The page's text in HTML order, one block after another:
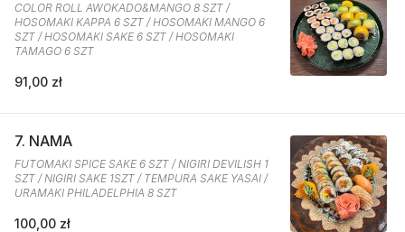
COLOR ROLL AWOKADO&MANGO 8 SZT /
HOSOMAKI KAPPA 6 SZT / HOSOMAKI MANGO 6
SZT / HOSOMAKI SAKE 6 SZT / HOSOMAKI
TAMAGO 6 SZT
91,00 zł
7. NAMA
FUTOMAKI SPICE SAKE 6 SZT / NIGIRI DEVILISH 1
SZT / NIGIRI SAKE 1SZT / TEMPURA SAKE YASAI /
URAMAKI PHILADELPHIA 8 SZT
100,00 zł